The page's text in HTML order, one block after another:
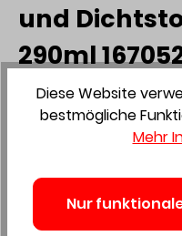
und
290ml
Produktnummer:
Preis auf
Preise exkl. MwSt.
Diese Website
bestmögliche
Mehr
Nur